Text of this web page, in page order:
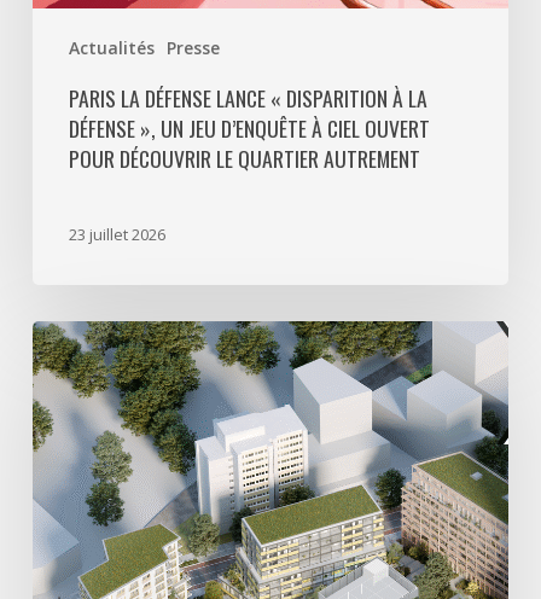
Actualités Presse
découvrir
quartier
PARIS LA DÉFENSE LANCE « DISPARITION À LA
DÉFENSE », UN JEU D’ENQUÊTE À CIEL OUVERT
POUR DÉCOUVRIR LE QUARTIER AUTREMENT
23 juillet 2026
Avec
5
actes
signés
pour
créer
000
m2